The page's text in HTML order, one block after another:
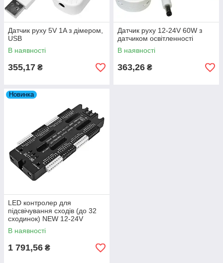
Датчик руху 5V 1A з дімером,
USB
В наявності
355,17 ₴
Датчик руху 12-24V 60W з
датчиком освітленності
В наявності
363,26 ₴
Новинка
LED контролер для
підсвічування сходів (до 32
сходинок) NEW 12-24V
В наявності
1 791,56 ₴